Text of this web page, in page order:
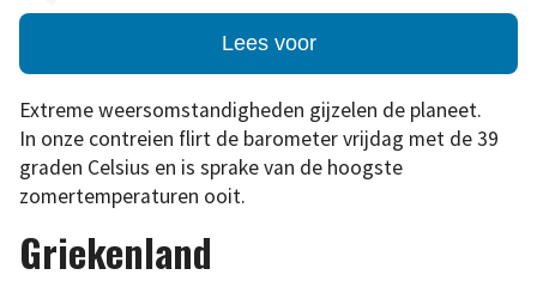
Lees voor
Extreme weersomstandigheden gijzelen de planeet.
In onze contreien flirt de barometer vrijdag met de 39
graden Celsius en is sprake van de hoogste
zomertemperaturen ooit.
Griekenland